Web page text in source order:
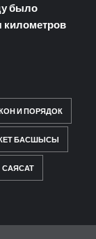
было
километров
И ПОРЯДОК
БАСШЫСЫ
САЯСАТ